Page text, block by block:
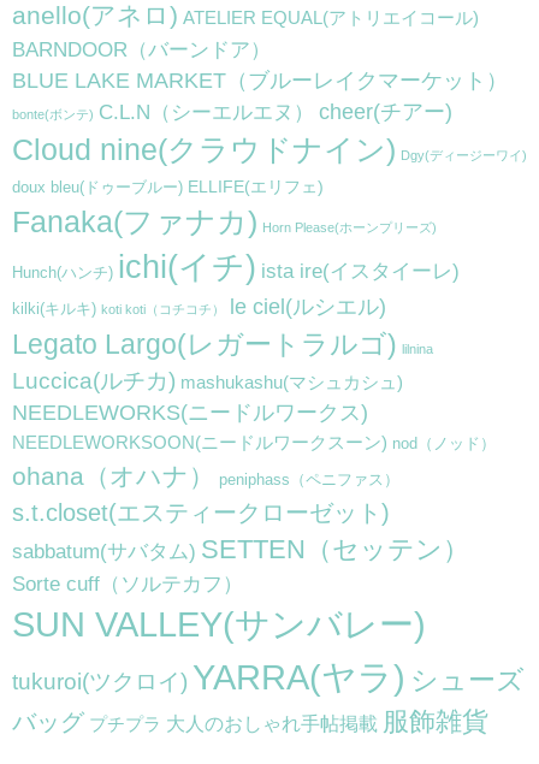
anello(アネロ) ATELIER EQUAL(アトリエイコール)
BARNDOOR（バーンドア）
BLUE LAKE MARKET（ブルーレイクマーケット）
bonte(ボンテ) C.L.N（シーエルエヌ） cheer(チアー)
Cloud nine(クラウドナイン) Dgy(ディージーワイ)
doux bleu(ドゥーブルー) ELLIFE(エリフェ)
Fanaka(ファナカ) Horn Please(ホーンプリーズ)
Hunch(ハンチ) ichi(イチ) ista ire(イスタイーレ)
kilki(キルキ) koti koti（コチコチ） le ciel(ルシエル)
Legato Largo(レガートラルゴ) lilnina
Luccica(ルチカ) mashukashu(マシュカシュ)
NEEDLEWORKS(ニードルワークス)
NEEDLEWORKSOON(ニードルワークスーン) nod（ノッド）
ohana（オハナ） peniphass（ペニファス）
s.t.closet(エスティークローゼット)
sabbatum(サバタム) SETTEN（セッテン）
Sorte cuff（ソルテカフ）
SUN VALLEY(サンバレー)
tukuroi(ツクロイ) YARRA(ヤラ) シューズ
バッグ プチプラ 大人のおしゃれ手帖掲載 服飾雑貨